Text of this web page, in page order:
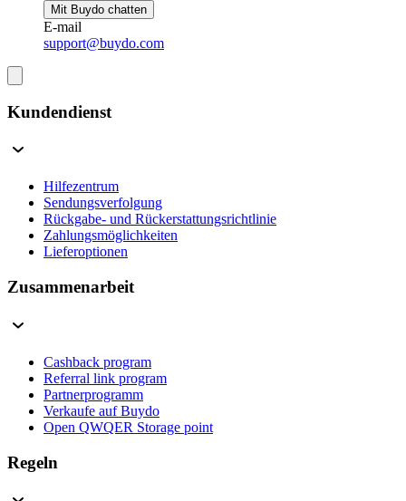
Mit Buydo chatten
E-mail
support@buydo.com
Kundendienst
Hilfezentrum
Sendungsverfolgung
Rückgabe- und Rückerstattungsrichtlinie
Zahlungsmöglichkeiten
Lieferoptionen
Zusammenarbeit
Cashback program
Referral link program
Partnerprogramm
Verkaufe auf Buydo
Open QWQER Storage point
Regeln